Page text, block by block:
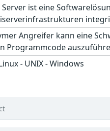
ist eine
Angreifer kann eine
Programmcode
- UNIX - Windows